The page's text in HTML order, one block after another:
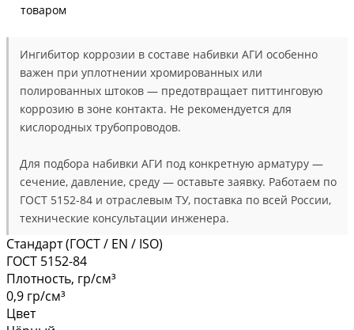
товаром
Ингибитор коррозии в составе набивки АГИ особенно
важен при уплотнении хромированных или
полированных штоков — предотвращает питтинговую
коррозию в зоне контакта. Не рекомендуется для
кислородных трубопроводов.
Для подбора набивки АГИ под конкретную арматуру —
сечение, давление, среду — оставьте заявку. Работаем по
ГОСТ 5152-84 и отраслевым ТУ, поставка по всей России,
технические консультации инженера.
Стандарт (ГОСТ / EN / ISO)
ГОСТ 5152-84
Плотность, гр/см³
0,9 гр/см³
Цвет